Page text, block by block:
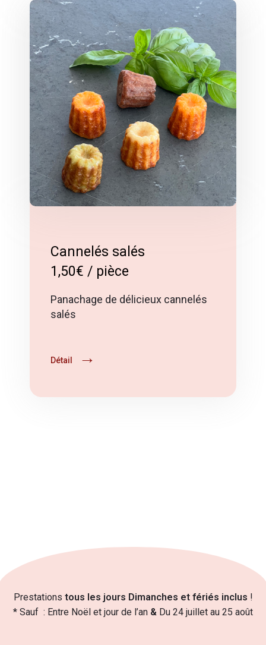
Cannelés salés
1,50€ / pièce
Panachage de délicieux cannelés
salés
Détail
Prestations tous les jours Dimanches et fériés inclus !
* Sauf : Entre Noël et jour de l’an & Du 24 juillet au 25 août